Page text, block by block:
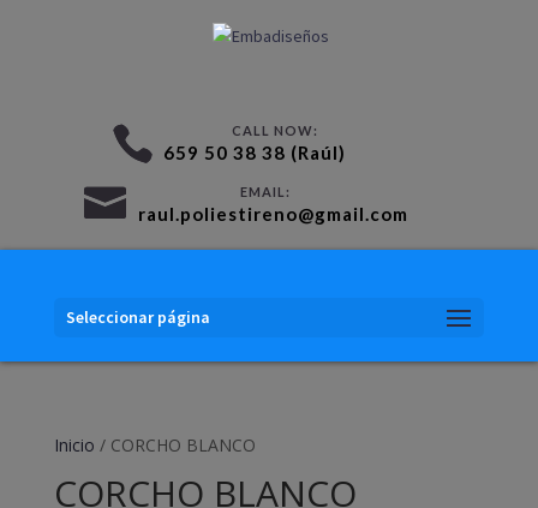
659 50 38 38 (Raúl)
raul.poliestireno@gmail.com
Seleccionar página
Inicio / CORCHO BLANCO
CORCHO BLANCO